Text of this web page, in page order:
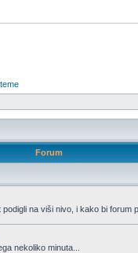
Forum
na viši nivo, i kako bi forum
nekoliko minuta...